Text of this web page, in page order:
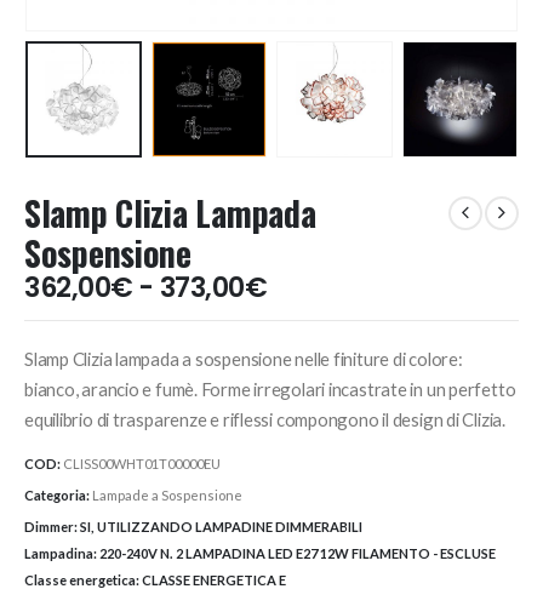
Slamp Clizia Lampada
Sospensione
362,00€ - 373,00€Fascia
di
da
362,00€
a
Slamp Clizia lampada a sospensione nelle finiture di colore:
bianco, arancio e fumè. Forme irregolari incastrate in un perfetto
equilibrio di trasparenze e riflessi compongono il design di Clizia.
COD: CLISS00WHT01T00000EU
Categoria: Lampade a Sospensione
Dimmer:SI, UTILIZZANDO LAMPADINE DIMMERABILI
Lampadina: 220-240V N. 2 LAMPADINA LED E27 12W FILAMENTO - ESCLUSE
Classe energetica:CLASSE ENERGETICA E